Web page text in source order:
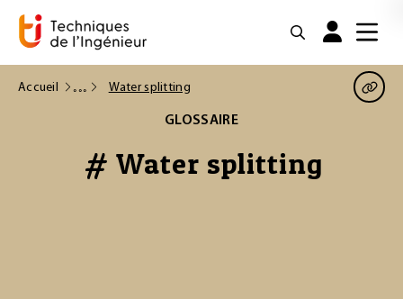
Accueil Water splitting
GLOSSAIRE
# Water splitting